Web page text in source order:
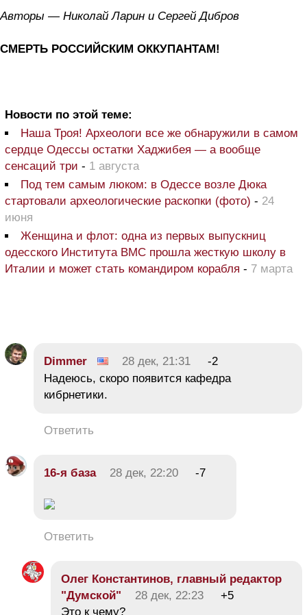
Авторы — Николай Ларин и Сергей Дибров
СМЕРТЬ РОССИЙСКИМ ОККУПАНТАМ!
Новости по этой теме:
Наша Троя! Археологи все же обнаружили в самом
сердце Одессы остатки Хаджибея — а вообще
сенсаций три - 1 августа
Под тем самым люком: в Одессе возле Дюка
стартовали археологические раскопки (фото) - 24
июня
Женщина и флот: одна из первых выпускниц
одесского Института ВМС прошла жесткую школу в
Италии и может стать командиром корабля - 7 марта
Dimmer 28 дек, 21:31
-2
Надеюсь, скоро появится кафедра
кибрнетики.
Ответить
16-я база 28 дек, 22:20 -7
Ответить
Олег Константинов, главный редактор
"Думской"
28 дек, 22:23
+5
Это к чему?